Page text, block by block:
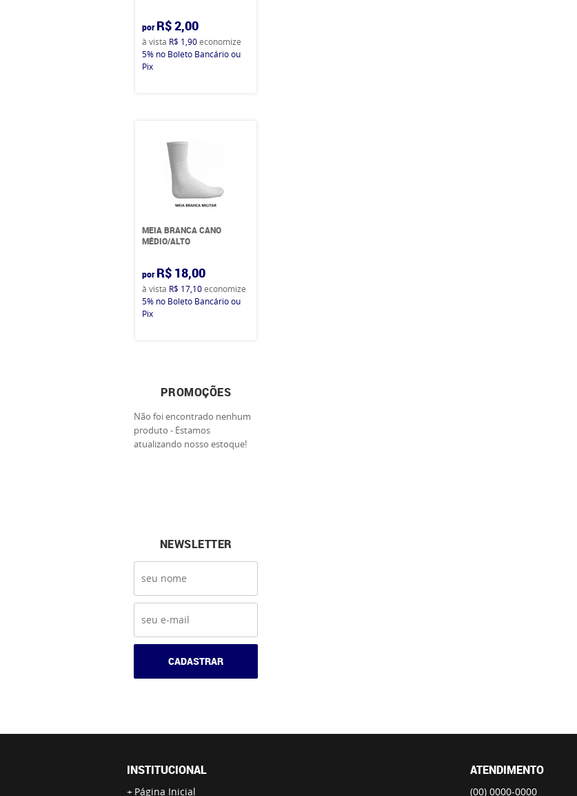
por R$ 2,00
à vista R$ 1,90economize
5% no Boleto Bancário ou
Pix
MEIA BRANCA CANO
MÉDIO/ALTO
por R$ 18,00
à vista R$ 17,10economize
5% no Boleto Bancário ou
Pix
PROMOÇÕES
Não foi encontrado nenhum
produto - Estamos
atualizando nosso estoque!
NEWSLETTER
CADASTRAR
INSTITUCIONAL
Página Inicial
ATENDIMENTO
(00) 0000-0000